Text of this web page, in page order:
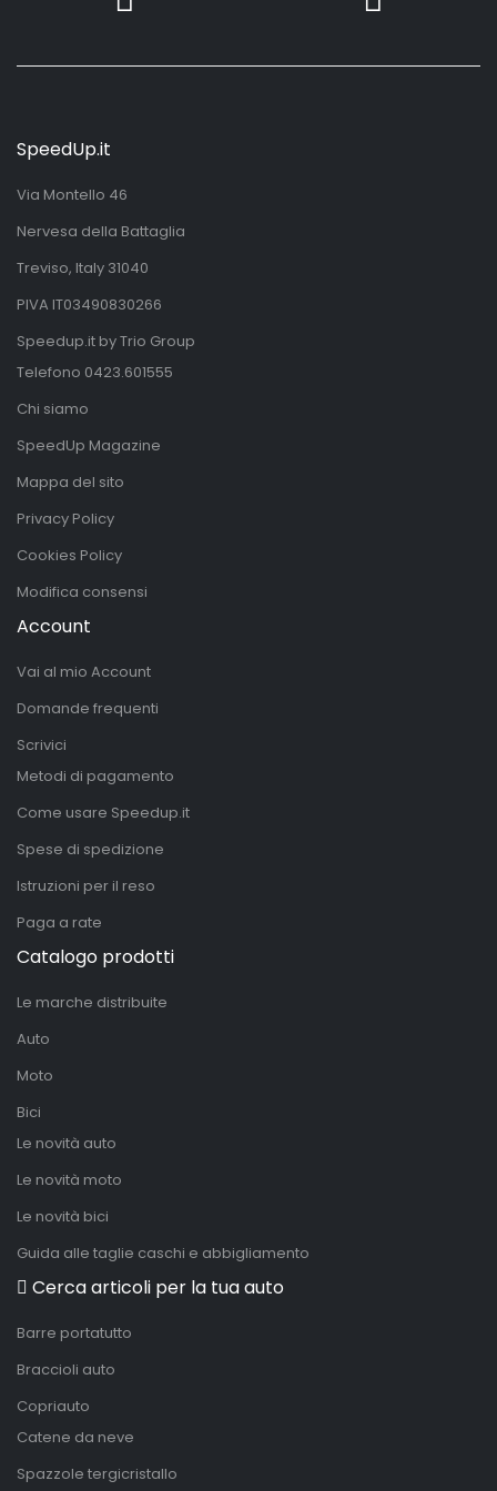
SpeedUp.it
Via Montello 46
Nervesa della Battaglia
Treviso, Italy 31040
PIVA IT03490830266
Speedup.it by Trio Group
Telefono 0423.601555
Chi siamo
SpeedUp Magazine
Mappa del sito
Privacy Policy
Cookies Policy
Modifica consensi
Account
Vai al mio Account
Domande frequenti
Scrivici
Metodi di pagamento
Come usare Speedup.it
Spese di spedizione
Istruzioni per il reso
Paga a rate
Catalogo prodotti
Le marche distribuite
Auto
Moto
Bici
Le novità auto
Le novità moto
Le novità bici
Guida alle taglie caschi e abbigliamento
Cerca articoli per la tua auto
Barre portatutto
Braccioli auto
Copriauto
Catene da neve
Spazzole tergicristallo